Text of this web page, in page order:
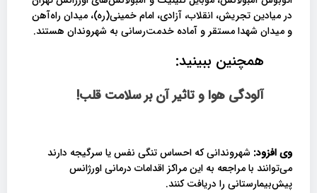
در میادین تجریش، انقلاب، آزادی، امام خمینی(ره)، میدان راه‌آهن
و میدان شهدا مستقر و آماده خدمت‌رسانی به شهروندان هستند.
همچنین ببینید:
آلودگی هوا و تاثیر آن بر سلامت قلب!
وی افزود: شهروندانی که احساس تنگی نفس یا سرگیجه دارند
می‌توانند با مراجعه به این مراکز اقدامات درمانی اورژانس
پیش‌بیمارستانی را دریافت کنند.